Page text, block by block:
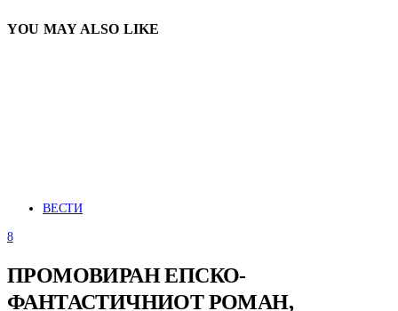
YOU MAY ALSO LIKE
ВЕСТИ
8
ПРОМОВИРАН ЕПСКО-
ФАНТАСТИЧНИОТ РОМАН,